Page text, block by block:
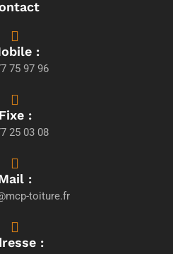
:
75 97 96
Fixe :
25 03 08
:
toiture.fr
: